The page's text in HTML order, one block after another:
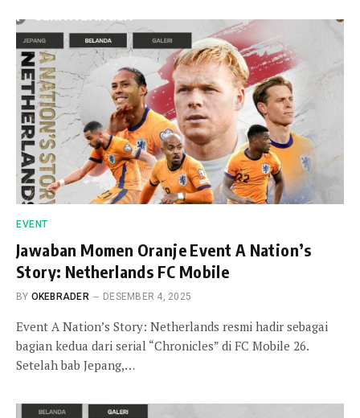
EVENT
Jawaban Momen Oranje Event A Nation’s
Story: Netherlands FC Mobile
BY OKEBRADER DESEMBER 4, 2025
Event A Nation’s Story: Netherlands resmi hadir sebagai
bagian kedua dari serial “Chronicles” di FC Mobile 26.
Setelah bab Jepang,…